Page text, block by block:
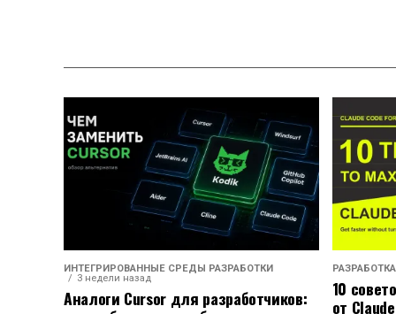
ИНТЕГРИРОВАННЫЕ СРЕДЫ РАЗРАБОТКИ
3 недели назад
Аналоги Cursor для разработчиков:
РАЗРАБОТКА
10
от